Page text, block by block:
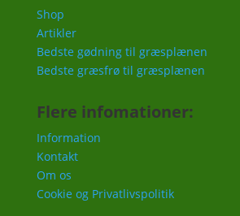
Shop
Artikler
Bedste gødning til græsplænen
Bedste græsfrø til græsplænen
Flere infomationer:
Information
Kontakt
Om os
Cookie og Privatlivspolitik